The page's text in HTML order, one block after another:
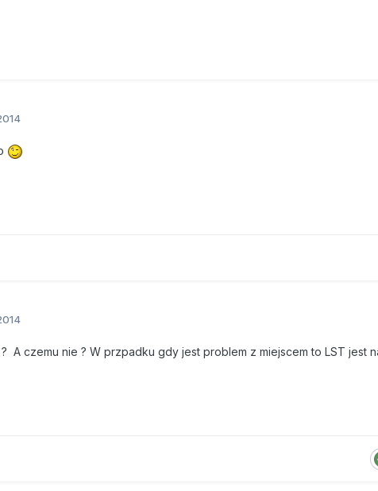
A czemu nie ? W przpadku gdy jest problem z miejscem to LST jest